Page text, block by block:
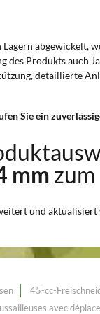
Lagern abgewickelt,
Produkts auch
detaillierte
Sie ein
mm
und aktualisiert
45-cc-
avec